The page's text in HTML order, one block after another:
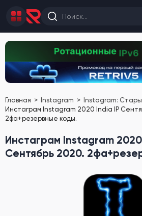
Главная Instagram
Instagram:
Инстаграм Instagram 2020 India IP
2фа+резервные коды.
Инстаграм Instagram
Сентябрь 2020.